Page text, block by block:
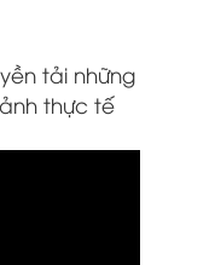
tải những
thực tế